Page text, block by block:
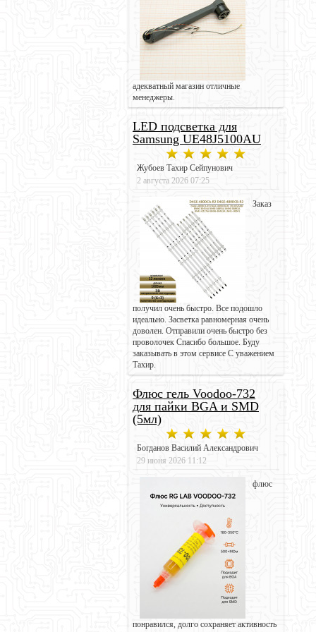
адекватный магазин отличные
менеджеры.
LED подсветка для
Samsung UE48J5100AU
Жубоев Тахир Сейпунович
2 августа 2026 07:25
Заказ
получил очень быстро. Все подошло
идеально. Засветка равномерная очень
доволен. Отправили очень быстро без
проволочек Спасибо большое. Буду
заказывать в этом сервисе С уважением
Тахир.
Флюс гель Voodoo-732
для пайки BGA и SMD
(5мл)
Богданов Василий Александрович
29 июня 2026 11:12
флюс
понравился, долго сохраняет активность